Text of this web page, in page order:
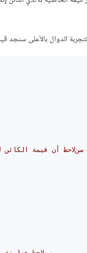
الدوال بالأعلى سنجد
/////////سنﻻحظ أن قيمة